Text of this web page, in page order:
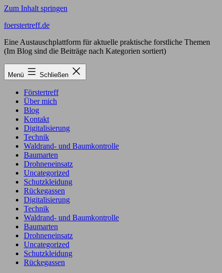
Zum Inhalt springen
foerstertreff.de
Eine Austauschplattform für aktuelle praktische forstliche Themen
(Im Blog sind die Beiträge nach Kategorien sortiert)
Menü Schließen
Förstertreff
Über mich
Blog
Kontakt
Digitalisierung
Technik
Waldrand- und Baumkontrolle
Baumarten
Drohneneinsatz
Uncategorized
Schutzkleidung
Rückegassen
Digitalisierung
Technik
Waldrand- und Baumkontrolle
Baumarten
Drohneneinsatz
Uncategorized
Schutzkleidung
Rückegassen